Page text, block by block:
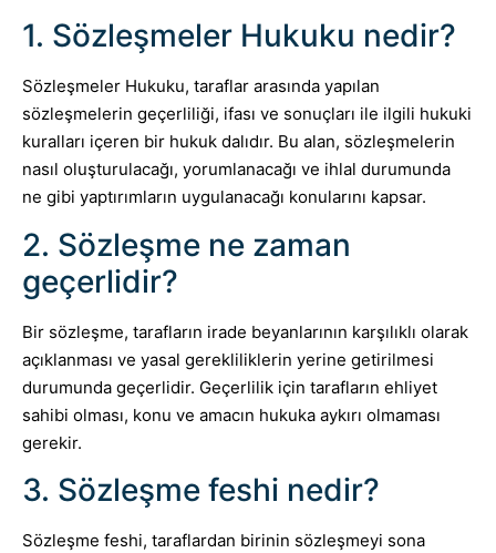
1. Sözleşmeler Hukuku nedir?
Sözleşmeler Hukuku, taraflar arasında yapılan
sözleşmelerin geçerliliği, ifası ve sonuçları ile ilgili hukuki
kuralları içeren bir hukuk dalıdır. Bu alan, sözleşmelerin
nasıl oluşturulacağı, yorumlanacağı ve ihlal durumunda
ne gibi yaptırımların uygulanacağı konularını kapsar.
2. Sözleşme ne zaman
geçerlidir?
Bir sözleşme, tarafların irade beyanlarının karşılıklı olarak
açıklanması ve yasal gerekliliklerin yerine getirilmesi
durumunda geçerlidir. Geçerlilik için tarafların ehliyet
sahibi olması, konu ve amacın hukuka aykırı olmaması
gerekir.
3. Sözleşme feshi nedir?
Sözleşme feshi, taraflardan birinin sözleşmeyi sona